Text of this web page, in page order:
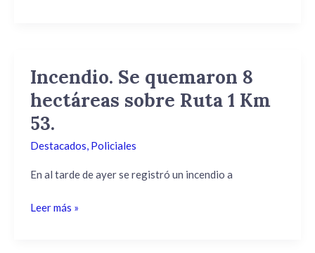
Incendio. Se quemaron 8
hectáreas sobre Ruta 1 Km
53.
Destacados, Policiales
En al tarde de ayer se registró un incendio a
Incendio.
Se
quemaron
8
hectáreas
Ruta
Km
Leer más »